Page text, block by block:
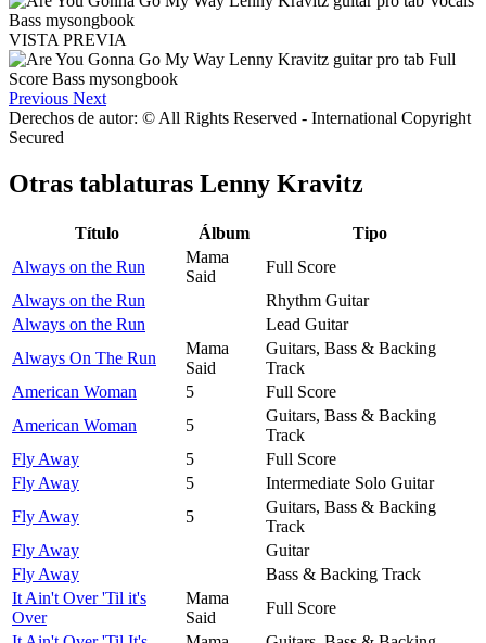
VISTA PREVIA
Previous Next
Derechos de autor: © All Rights Reserved - International Copyright
Secured
Otras tablaturas Lenny Kravitz
Título Álbum
Tipo
Always on the Run
Mama
Said
Full Score
Always on the Run
Rhythm Guitar
Always on the Run
Lead Guitar
Always On The Run
Mama
Said
Guitars, Bass & Backing
Track
American Woman
5
Full Score
American Woman
5
Guitars, Bass & Backing
Track
Fly Away
5
Full Score
Fly Away
5
Intermediate Solo Guitar
Fly Away
5
Guitars, Bass & Backing
Track
Fly Away
Guitar
Fly Away
Bass & Backing Track
It Ain't Over 'Til it's
Over
Mama
Said
Full Score